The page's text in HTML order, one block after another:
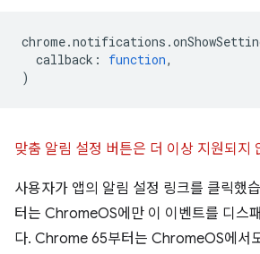
chrome.notifications .
callback : function,
)
맞춤 알림 설정 버튼은 더 이상 지원되지
사용자가 앱의 알림 설정 링크를 클릭했
터는 ChromeOS에만 이 이벤트를 디스
다. Chrome 65부터는 ChromeOS에서